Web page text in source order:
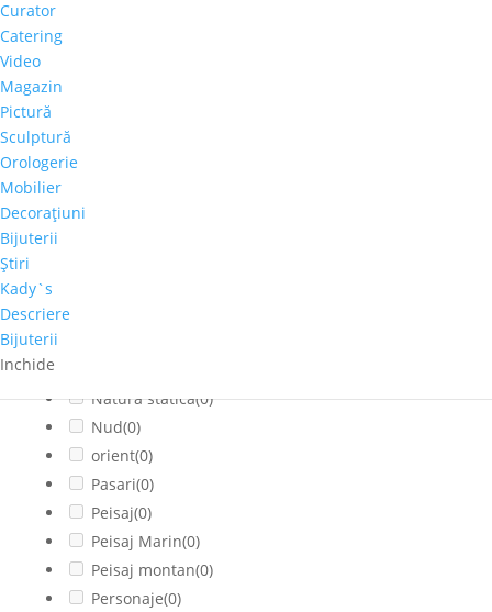
Curator
Catering
Video
Magazin
Pictură
Sculptură
Orologerie
Mobilier
Decoraţiuni
Bijuterii
Ştiri
Kady`s
Descriere
Bijuterii
Inchide
Natura statica(0)
Nud(0)
orient(0)
Pasari(0)
Peisaj(0)
Peisaj Marin(0)
Peisaj montan(0)
Personaje(0)